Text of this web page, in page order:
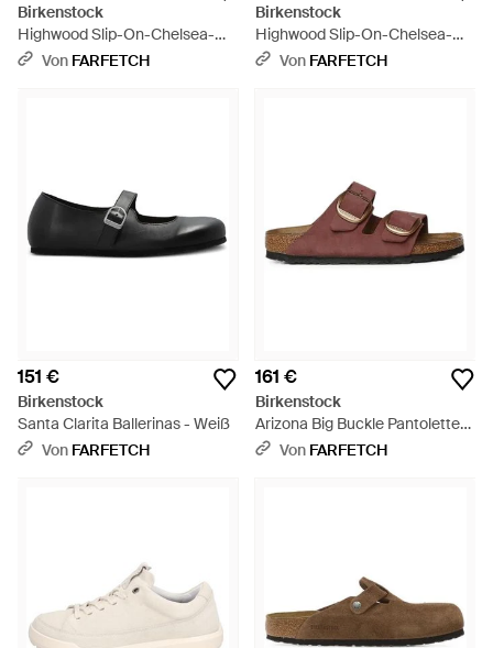
Birkenstock
Highwood Slip-On-Chelsea-
Boots - Natur
Von FARFETCH
Birkenstock
Highwood Slip-On-Chelsea-
Boots - Braun
Von FARFETCH
151 €
Birkenstock
Santa Clarita Ballerinas - Weiß
Von FARFETCH
161 €
Birkenstock
Arizona Big Buckle Pantoletten
- Braun
Von FARFETCH